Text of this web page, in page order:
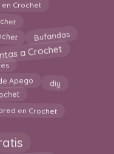
Crochet
Bufandas
a Crochet
Apego diy
en Crochet